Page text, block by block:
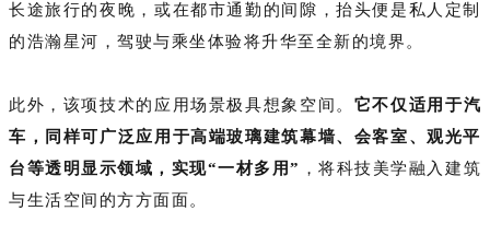
长途旅行的夜晚，或在都市通勤的间隙，抬头便是私人定制
的浩瀚星河，驾驶与乘坐体验将升华至全新的境界。
此外，该项技术的应用场景极具想象空间。 它不仅适用于汽
车，同样可广泛应用于高端玻璃建筑幕墙、会客室、观光平
台‌等透明显示领域，实现“一材多用” ，将科技美学融入建筑
与生活空间的方方面面。‌